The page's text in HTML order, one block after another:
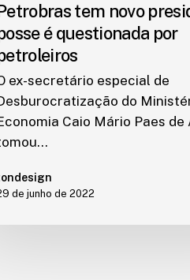
tem novo
é questionada por
ex-secretário especial de
do
Caio Mário Paes de
de junho de 2022